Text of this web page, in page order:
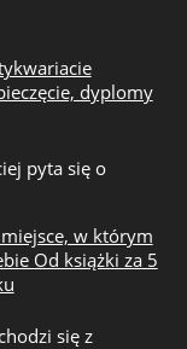
dyplomy
pyta się o
w którym
Od książki za 5
się z